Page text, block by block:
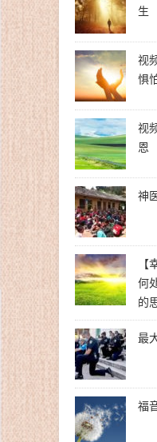
生
视
惧
视
恩
神
【
何
的
最
福